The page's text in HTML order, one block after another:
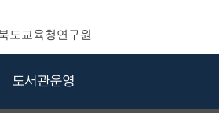
도교육청연구원
도서관운영